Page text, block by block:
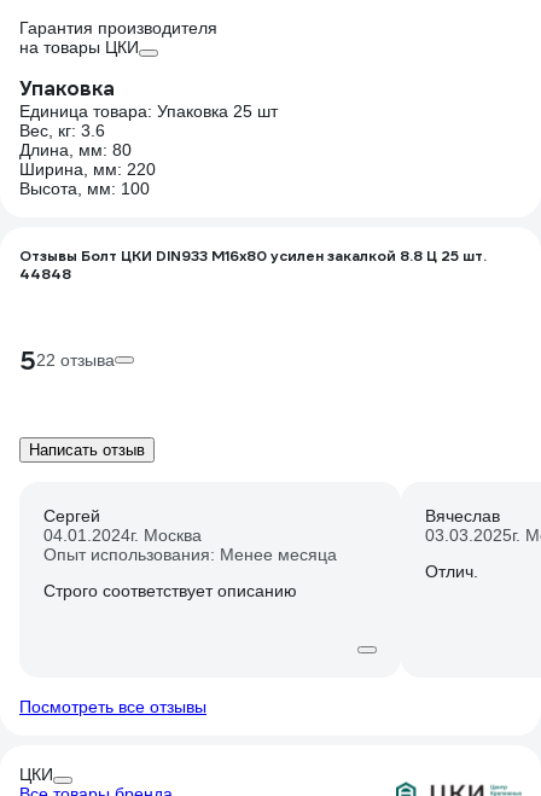
Гарантия производителя
на товары ЦКИ
Упаковка
Единица товара: Упаковка 25 шт
Вес, кг: 3.6
Длина, мм: 80
Ширина, мм: 220
Высота, мм: 100
Отзывы Болт ЦКИ DIN933 М16х80 усилен закалкой 8.8 Ц 25 шт.
44848
522 отзыва
Написать отзыв
Сергей
04.01.2024г. Москва
Опыт использования: Менее месяца
Строго соответствует описанию
Вячеслав
03.03.2025г.
Отлич.
Посмотреть все отзывы
ЦКИ